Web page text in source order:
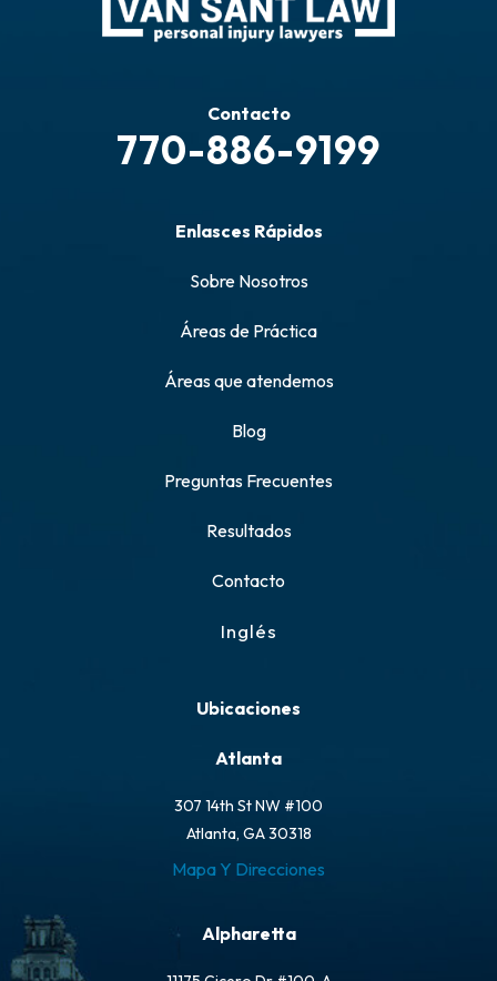
Contacto
770-886-9199
Enlasces Rápidos
Sobre Nosotros
Áreas de Práctica
Áreas que atendemos
Blog
Preguntas Frecuentes
Resultados
Contacto
Inglés
Ubicaciones
Atlanta
307 14th St NW #100
Atlanta, GA 30318
Mapa Y Direcciones
Alpharetta